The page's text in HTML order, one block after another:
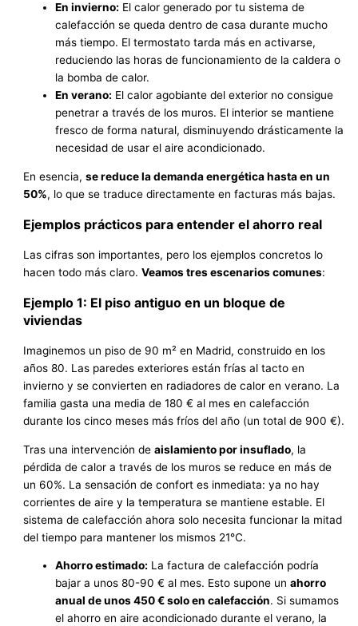
En invierno: El calor generado por tu sistema de
calefacción se queda dentro de casa durante mucho
más tiempo. El termostato tarda más en activarse,
reduciendo las horas de funcionamiento de la caldera o
la bomba de calor.
En verano: El calor agobiante del exterior no consigue
penetrar a través de los muros. El interior se mantiene
fresco de forma natural, disminuyendo drásticamente la
necesidad de usar el aire acondicionado.
En esencia,se reduce la demanda energética hasta en un
50%, lo que se traduce directamente en facturas más bajas.
Ejemplos prácticos para entender el ahorro real
Las cifras son importantes, pero los ejemplos concretos lo
hacen todo más claro.Veamos tres escenarios comunes:
Ejemplo 1: El piso antiguo en un bloque de
viviendas
Imaginemos un piso de 90 m² en Madrid, construido en los
años 80. Las paredes exteriores están frías al tacto en
invierno y se convierten en radiadores de calor en verano. La
familia gasta una media de 180 € al mes en calefacción
durante los cinco meses más fríos del año (un total de 900 €).
Tras una intervención deaislamiento por insuflado, la
pérdida de calor a través de los muros se reduce en más de
un 60%. La sensación de confort es inmediata: ya no hay
corrientes de aire y la temperatura se mantiene estable. El
sistema de calefacción ahora solo necesita funcionar la mitad
del tiempo para mantener los mismos 21°C.
Ahorro estimado: La factura de calefacción podría
bajar a unos 80-90 € al mes. Esto supone unahorro
anual de unos 450 € solo en calefacción. Si sumamos
el ahorro en aire acondicionado durante el verano, la